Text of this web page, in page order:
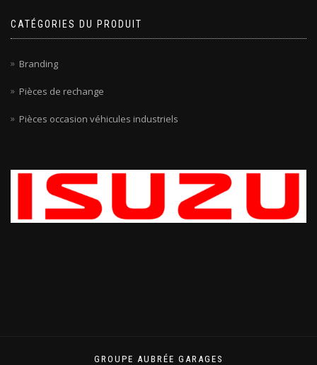
CATÉGORIES DU PRODUIT
Branding
Pièces de rechange
Pièces occasion véhicules industriels
GROUPE AUBRÉE GARAGES